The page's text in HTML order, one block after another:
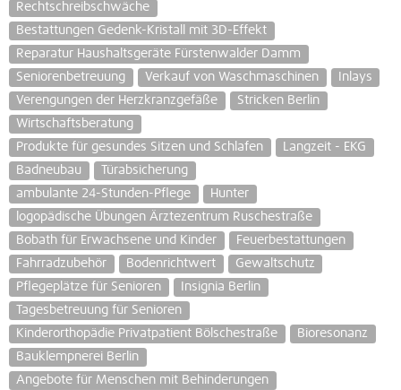
Rechtschreibschwäche
Bestattungen Gedenk-Kristall mit 3D-Effekt
Reparatur Haushaltsgeräte Fürstenwalder Damm
Seniorenbetreuung
Verkauf von Waschmaschinen
Inlays
Verengungen der Herzkranzgefäße
Stricken Berlin
Wirtschaftsberatung
Produkte für gesundes Sitzen und Schlafen
Langzeit - EKG
Badneubau
Türabsicherung
ambulante 24-Stunden-Pflege
Hunter
logopädische Übungen Ärztezentrum Ruschestraße
Bobath für Erwachsene und Kinder
Feuerbestattungen
Fahrradzubehör
Bodenrichtwert
Gewaltschutz
Pflegeplätze für Senioren
Insignia Berlin
Tagesbetreuung für Senioren
Kinderorthopädie Privatpatient Bölschestraße
Bioresonanz
Bauklempnerei Berlin
Angebote für Menschen mit Behinderungen